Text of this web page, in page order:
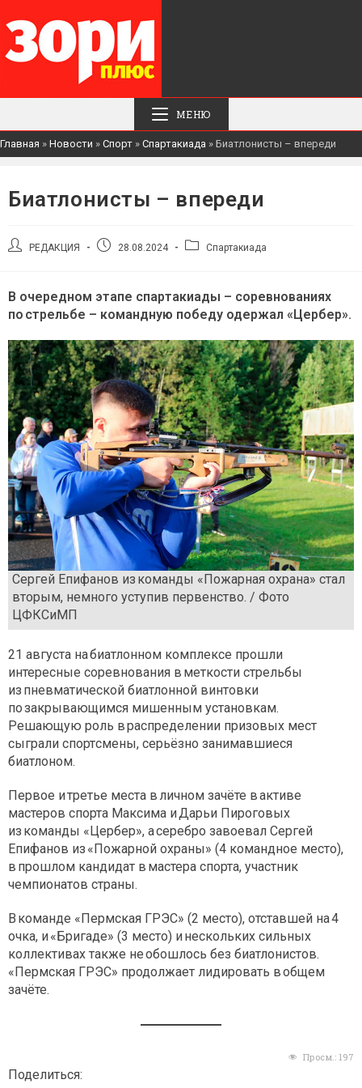
МЕНЮ
Главная » Новости » Спорт » Спартакиада » Биатлонисты – впереди
Биатлонисты – впереди
АвторРЕДАКЦИЯ
Запись28.08.2024
РубрикаСпартакиада
В очередном этапе спартакиады – соревнованиях
по стрельбе – командную победу одержал «Цербер».
Сергей Епифанов из команды «Пожарная охрана» стал
вторым, немного уступив первенство. / Фото
ЦФКСиМП
21 августа на биатлонном комплексе прошли
интересные соревнования в меткости стрельбы
из пневматической биатлонной винтовки
по закрывающимся мишенным установкам.
Решающую роль в распределении призовых мест
сыграли спорт­смены, серьёзно занимавшиеся
биатлоном.
Первое и третье места в личном зачёте в активе
мастеров спорта Максима и Дарьи Пироговых
из команды «Цербер», а серебро завоевал Сергей
Епифанов из «Пожарной охраны» (4 командное место),
в прошлом кандидат в мастера спорта, участник
чемпионатов страны.
В команде «Пермская ГРЭС» (2 место), отставшей на 4
очка, и «Бригаде» (3 место) и нескольких сильных
коллективах также не обошлось без биатлонистов.
«Пермская ГРЭС» продолжает лидировать в общем
зачёте.
Просм.: 197
Поделиться: